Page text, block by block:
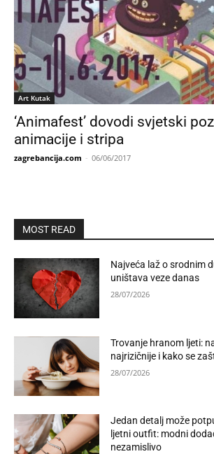
Art Kutak
‘Animafest’ dovodi svjetski
animacije i stripa
zagrebancija.com - 06/06/2017
MOST READ
Najveća laž o srodnim
uništava veze danas
28/07/2026
Trovanje hranom ljeti:
najrizičnije i kako se
28/07/2026
Jedan detalj može
ljetni outfit: modni
nezamislivo